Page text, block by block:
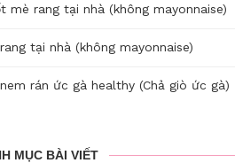
mè rang tại nhà (không mayonnaise)
tại nhà (không mayonnaise)
rán ức gà healthy (Chả giò ức gà)
MỤC BÀI VIẾT